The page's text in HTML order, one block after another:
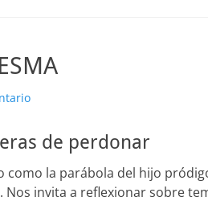
de perdonar
como la parábola del hijo
invita a reflexionar sobre